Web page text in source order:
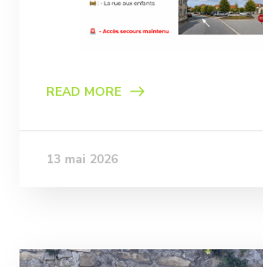
READ MORE
13 mai 2026